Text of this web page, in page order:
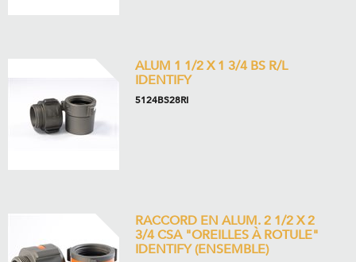
ALUM 1 1/2 X 1 3/4 BS R/L
IDENTIFY
5124BS28RI
RACCORD EN ALUM. 2 1/2 X 2
3/4 CSA "OREILLES À ROTULE"
IDENTIFY (ENSEMBLE)